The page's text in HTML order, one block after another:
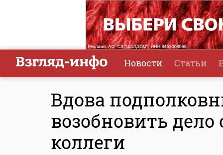
Новости Статьи
Вдова
возобновить
коллеги